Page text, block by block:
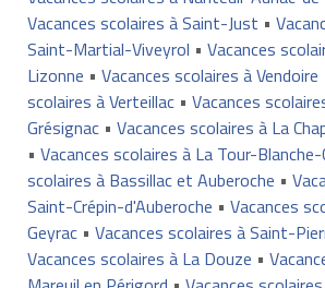
Vacances scolaires à Saint-Just •
Saint-Martial-Viveyrol • Vacances
Lizonne • Vacances scolaires à Vendoire
scolaires à Verteillac• Vacances
Grésignac• Vacances scolaires à La
• Vacances scolaires à La Tour-Blanche-
scolaires à Bassillac et Auberoche •
Saint-Crépin-d'Auberoche • Vacances
Geyrac• Vacances scolaires à Saint-
Vacances scolaires à La Douze •